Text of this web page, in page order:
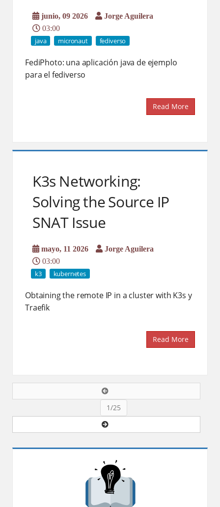
junio, 09 2026
Jorge Aguilera
03:00
java micronaut fediverso
FediPhoto: una aplicación java de ejemplo
para el fediverso
Read More
K3s Networking:
Solving the Source IP
SNAT Issue
mayo, 11 2026
Jorge Aguilera
03:00
k3 kubernetes
Obtaining the remote IP in a cluster with K3s y
Traefik
Read More
1/25